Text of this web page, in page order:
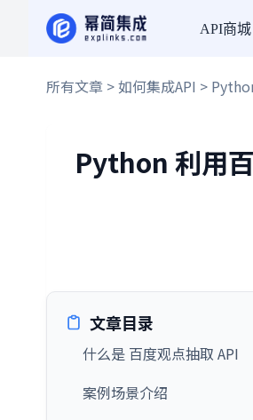
API商城
所有文章 >如何集成API >
Python 利用
文章目录
什么是 百度观点抽取 API
案例场景介绍